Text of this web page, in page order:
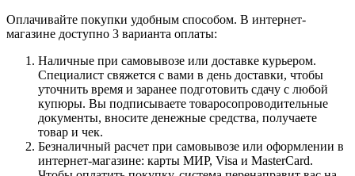
Оплачивайте покупки удобным способом. В интернет-
магазине доступно 3 варианта оплаты:
Наличные при самовывозе или доставке курьером.
Специалист свяжется с вами в день доставки, чтобы
уточнить время и заранее подготовить сдачу с любой
купюры. Вы подписываете товаросопроводительные
документы, вносите денежные средства, получаете
товар и чек.
Безналичный расчет при самовывозе или оформлении в
интернет-магазине: карты МИР, Visa и MasterCard.